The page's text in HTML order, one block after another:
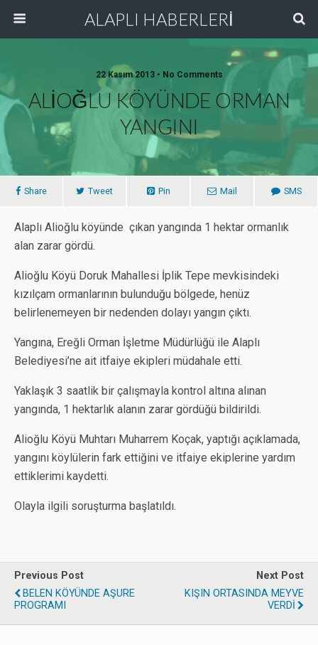
ALAPLI HABERLERİ
22 Kasım 2013 • No Comments
ALİOĞLU KÖYÜNDE ORMAN
YANGINI
Share Tweet Pin Mail SMS
Alaplı Alioğlu köyünde çıkan yangında 1 hektar ormanlık
alan zarar gördü.
Alioğlu Köyü Doruk Mahallesi İplik Tepe mevkisindeki
kızılçam ormanlarının bulunduğu bölgede, henüz
belirlenemeyen bir nedenden dolayı yangın çıktı.
Yangına, Ereğli Orman İşletme Müdürlüğü ile Alaplı
Belediyesi’ne ait itfaiye ekipleri müdahale etti.
Yaklaşık 3 saatlik bir çalışmayla kontrol altına alınan
yangında, 1 hektarlık alanın zarar gördüğü bildirildi.
Alioğlu Köyü Muhtarı Muharrem Koçak, yaptığı açıklamada,
yangını köylülerin fark ettiğini ve itfaiye ekiplerine yardım
ettiklerimi kaydetti.
Olayla ilgili soruşturma başlatıldı.
Previous Post
BELEN KÖYÜNDE AŞURE
PROGRAMI
Next Post
KIŞIN ORTASINDA MEYVE
VERDİ